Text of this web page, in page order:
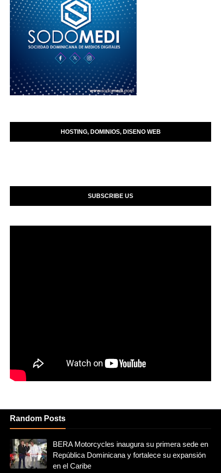
HOSTING, DOMINIOS, DISENO WEB
SUBSCRIBE US
Random Posts
BERA Motorcycles inaugura su primera sede en
República Dominicana y fortalece su expansión
en el Caribe